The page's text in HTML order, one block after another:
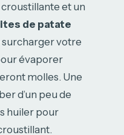
et un
de patate
surcharger votre
évaporer
molles. Une
d’un peu de
huiler pour